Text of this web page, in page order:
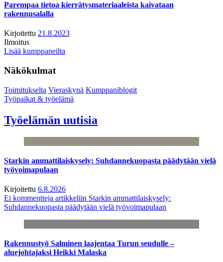
Parempaa tietoa kierrätysmateriaaleista kaivataan
rakennusalalla
Kirjoitettu 21.8.2023
Ilmoitus
Lisää kumppaneilta
Näkökulmat
Toimitukselta Vieraskynä Kumppaniblogit
Työpaikat & työelämä
Työelämän uutisia
Starkin ammattilaiskysely: Suhdannekuopasta päädytään vielä
työvoimapulaan
Kirjoitettu 6.8.2026
Ei kommentteja artikkeliin Starkin ammattilaiskysely:
Suhdannekuopasta päädytään vielä työvoimapulaan
Rakennustyö Salminen laajentaa Turun seudulle –
aluejohtajaksi Heikki Malaska